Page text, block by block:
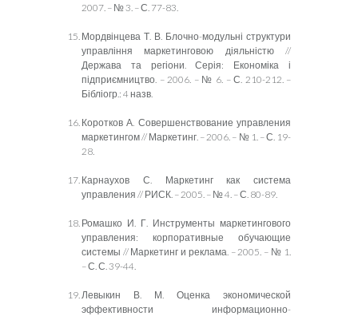
2007. – № 3. – С. 77-83.
Мордвінцева Т. В. Блочно-модульні структури
управління маркетинговою діяльністю //
Держава та регіони. Серія: Економіка і
підприємництво. – 2006. – № 6. – С. 210-212. –
Бібліогр.: 4 назв.
Коротков А. Совершенствование управления
маркетингом // Маркетинг. – 2006. – № 1. – С. 19-
28.
Карнаухов С. Маркетинг как система
управления // РИСК. – 2005. – № 4. – С. 80-89.
Ромашко И. Г. Инструменты маркетингового
управления: корпоративные обучающие
системы // Маркетинг и реклама. – 2005. – № 1.
– С. С. 39-44.
Левыкин В. М. Оценка экономической
эффективности информационно-